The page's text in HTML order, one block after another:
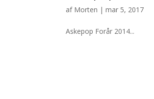
af Morten |mar 5, 2017
Askepop Forår 2014...